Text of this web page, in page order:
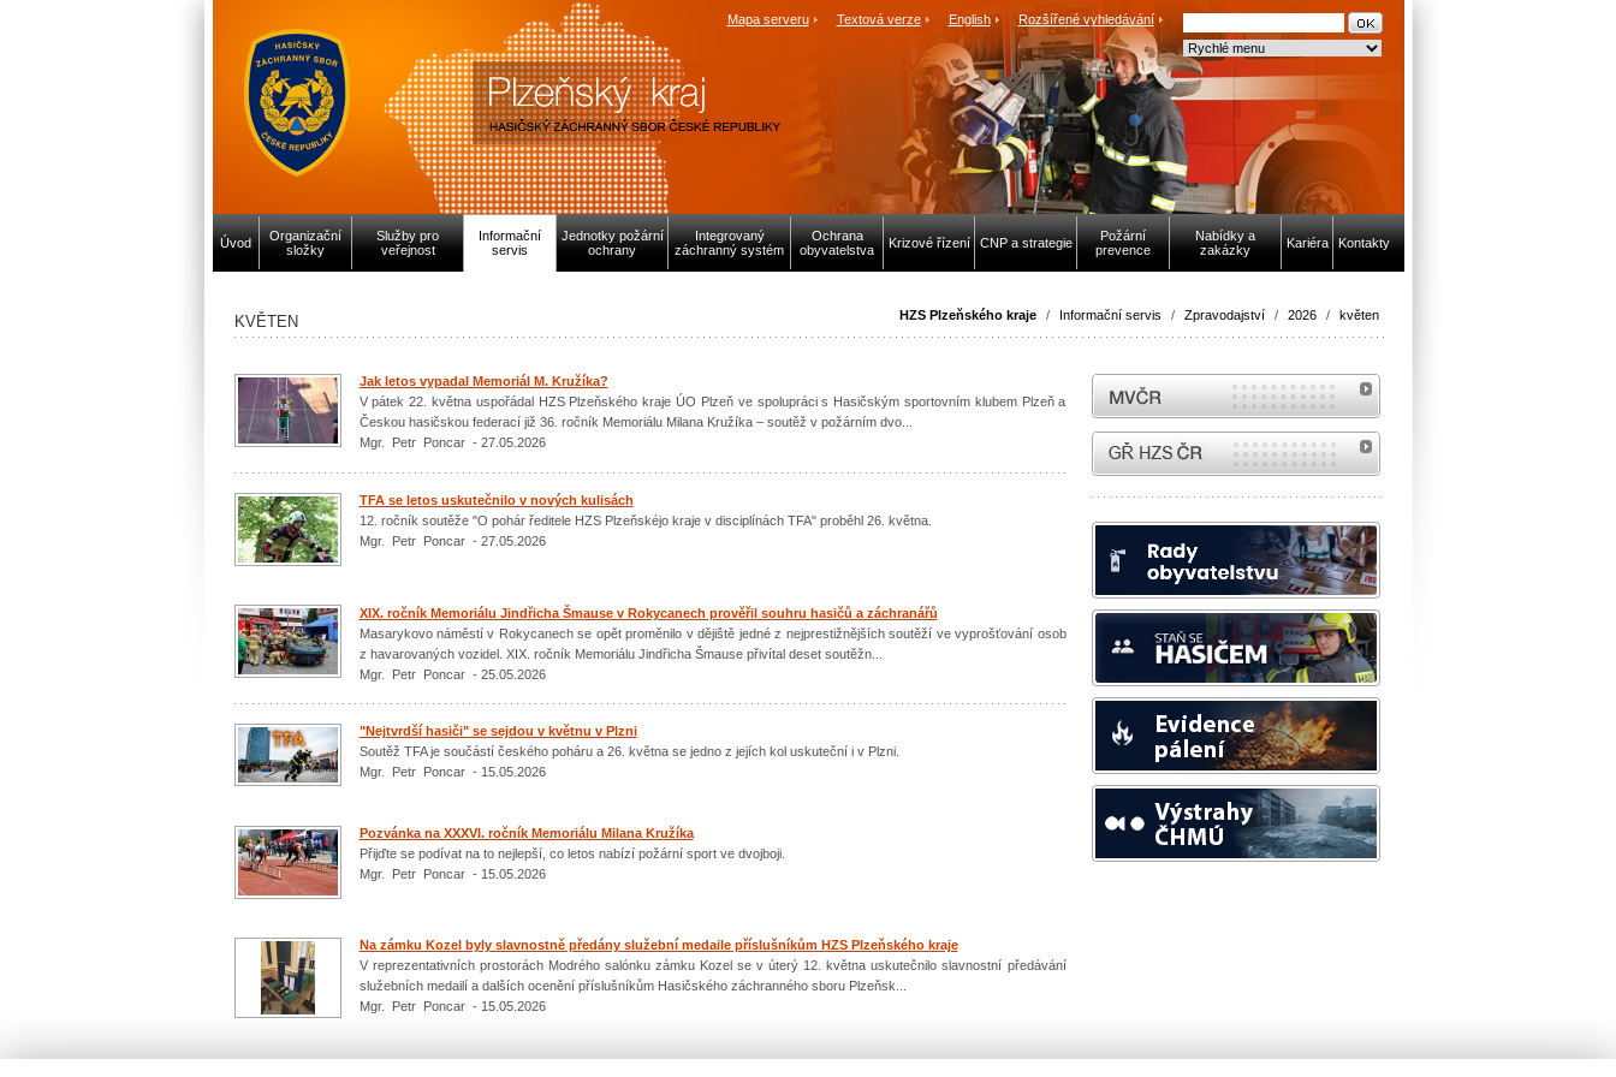
Mapa serveru Textová verze English Rozšířené vyhledávání
Úvod
Organizační
složky
Služby pro
veřejnost
Informační
servis
Jednotky požární
ochrany
Integrovaný
záchranný systém
Ochrana
obyvatelstva
Krizové řízení CNP a strategie
Požární
prevence
Nabídky a
zakázky
Kariéra Kontakty
HZS Plzeňského kraje / Informační servis / Zpravodajství / 2026 / květen
KVĚTEN
Jak letos vypadal Memoriál M. Kružíka?
V pátek 22. května uspořádal HZS Plzeňského kraje ÚO Plzeň ve spolupráci s Hasičským sportovním klubem Plzeň a
Českou hasičskou federací již 36. ročník Memoriálu Milana Kružíka – soutěž v požárním dvo...
Mgr. Petr Poncar - 27.05.2026
TFA se letos uskutečnilo v nových kulisách
12. ročník soutěže "O pohár ředitele HZS Plzeňskéjo kraje v disciplínách TFA" proběhl 26. května.
Mgr. Petr Poncar - 27.05.2026
XIX. ročník Memoriálu Jindřicha Šmause v Rokycanech prověřil souhru hasičů a záchranářů
Masarykovo náměstí v Rokycanech se opět proměnilo v dějiště jedné z nejprestižnějších soutěží ve vyprošťování osob
z havarovaných vozidel. XIX. ročník Memoriálu Jindřicha Šmause přivítal deset soutěžn...
Mgr. Petr Poncar - 25.05.2026
"Nejtvrdší hasiči" se sejdou v květnu v Plzni
Soutěž TFA je součástí českého poháru a 26. května se jedno z jejích kol uskuteční i v Plzni.
Mgr. Petr Poncar - 15.05.2026
Pozvánka na XXXVI. ročník Memoriálu Milana Kružíka
Přijďte se podívat na to nejlepší, co letos nabízí požární sport ve dvojboji.
Mgr. Petr Poncar - 15.05.2026
Na zámku Kozel byly slavnostně předány služební medaile příslušníkům HZS Plzeňského kraje
V reprezentativních prostorách Modrého salónku zámku Kozel se v úterý 12. května uskutečnilo slavnostní předávání
služebních medailí a dalších ocenění příslušníkům Hasičského záchranného sboru Plzeňsk...
Mgr. Petr Poncar - 15.05.2026
MVČR
internetové stránky Hasiči ČR